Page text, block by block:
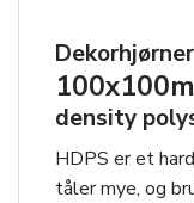
Dekorhjørner
density
HDPS er et
tåler mye, og